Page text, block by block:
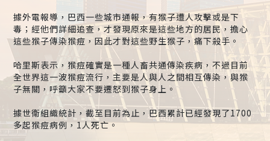
據外電報導，巴西一些城市通報，有猴子遭人攻擊或是下
毒；經他們詳細追查，才發現原來是這些地方的居民，擔心
這些猴子傳染猴痘，因此才對這些野生猴子，痛下殺手。
哈里斯表示，猴痘確實是一種人畜共通傳染疾病，不過目前
全世界這一波猴痘流行，主要是人與人之間相互傳染，與猴
子無關，呼籲大家不要遷怒到猴子身上。
據世衛組織統計，截至目前為止，巴西累計已經發現了1700
多起猴痘病例，1人死亡。